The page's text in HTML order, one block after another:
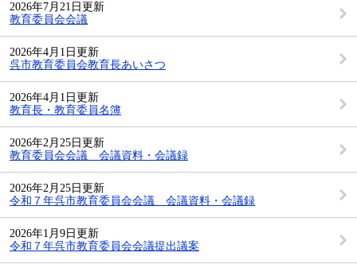
2026年7月21日更新
教育委員会会議
2026年4月1日更新
呉市教育委員会教育長あいさつ
2026年4月1日更新
教育長・教育委員名簿
2026年2月25日更新
教育委員会会議 会議資料・会議録
2026年2月25日更新
令和７年呉市教育委員会会議 会議資料・会議録
2026年1月9日更新
令和７年呉市教育委員会会議提出議案